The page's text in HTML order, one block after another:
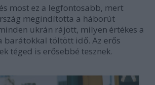
most ez a legfontosabb, mert
megindította a háborút
ukrán rájött, milyen értékes a
barátokkal töltött idő. Az erős
téged is erősebbé tesznek.